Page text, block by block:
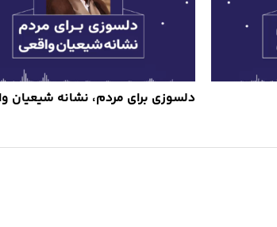
دلسوزی برای مردم، نشانه شیعیان